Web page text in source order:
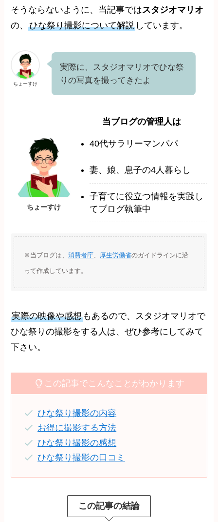
そうならないように、当記事ではスタジオマリオ
の、ひな祭り撮影について解説 しています。
ちょーすけ
実際に、スタジオマリオでひな祭
りの写真を撮ってきたよ
ちょーすけ
当ブログの管理人は
40代サラリーマンパパ
妻、娘、息子の4人暮らし
子育てに役立つ情報を実践し
てブログ執筆中
※当ブログは、消費者庁 厚生労働省のガイドラインに沿
って作成しています。
実際の映像や感想 もあるので、スタジオマリオで
ひな祭りの撮影をする人は、ぜひ参考にしてみて
下さい。
この記事でこんなことがわかります
ひな祭り撮影の内容
お得に撮影する方法
ひな祭り撮影の感想
ひな祭り撮影の口コミ
この記事の結論